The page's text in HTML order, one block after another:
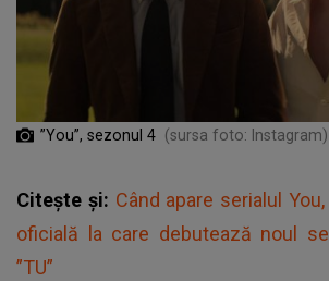
”You”, sezonul 4 (sursa foto: Instagram)
Citește și: Când apare serialul
oficială la care debutează noul
”TU”